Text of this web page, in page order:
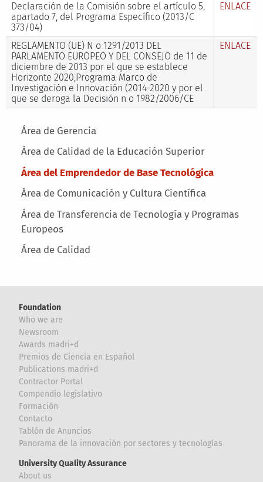
Main menu
Área de Gerencia
Área de Calidad de la Educación Superior
Área del Emprendedor de Base Tecnológica
Área de Comunicación y Cultura Científica
Área de Transferencia de Tecnología y Programas
Europeos
Área de Calidad
Declaración de la Comisión sobre el artículo 5,
apartado 7, del Programa Específico (2013/C
373/04)
ENLACE
REGLAMENTO (UE) N o 1291/2013 DEL
PARLAMENTO EUROPEO Y DEL CONSEJO de 11 de
diciembre de 2013 por el que se establece
Horizonte 2020,Programa Marco de
Investigación e Innovación (2014-2020 y por el
que se deroga la Decisión n o 1982/2006/CE
ENLACE
Foundation
Who we are
Newsroom
Awards madri+d
Premios de Ciencia en Español
Publications madri+d
Contractor Portal
Compendio legislativo
Formación
Contacto
Tablón de Anuncios
Panorama de la innovación por sectores y tecnologías
University Quality Assurance
About us